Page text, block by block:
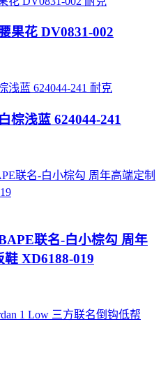
果花 DV0831-002
耐克
棕浅蓝 624044-241
联名-白小棕勾 周年
XD6188-019